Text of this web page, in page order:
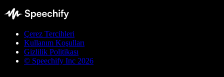
Çerez Tercihleri
Kullanım Koşulları
Gizlilik Politikası
© Speechify Inc 2026